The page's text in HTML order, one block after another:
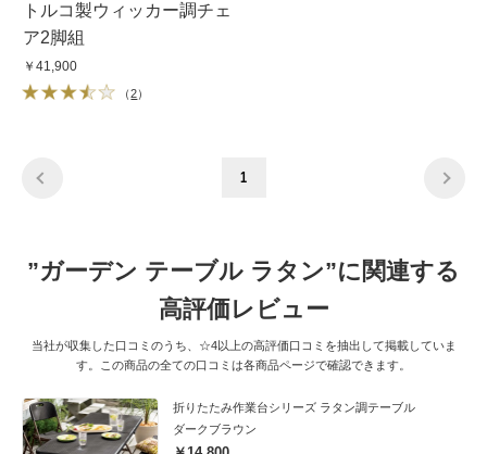
トルコ製ウィッカー調チェ
ア2脚組
￥41,900
（2）
1
”ガーデン テーブル ラタン”に関連する
高評価レビュー
当社が収集した口コミのうち、☆4以上の高評価口コミを抽出して掲載していま
す。この商品の全ての口コミは各商品ページで確認できます。
折りたたみ作業台シリーズ ラタン調テーブル
ダークブラウン